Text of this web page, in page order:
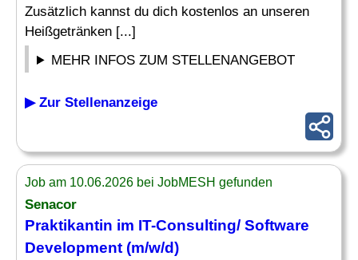
Zusätzlich kannst du dich kostenlos an unseren
Heißgetränken [...]
MEHR INFOS ZUM STELLENANGEBOT
▶ Zur Stellenanzeige
Job am 10.06.2026 bei JobMESH gefunden
Senacor
Praktikantin im IT-Consulting/ Software
Development (m/w/d)